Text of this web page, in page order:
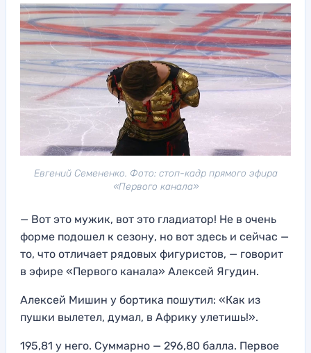
Евгений Семененко. Фото: стоп-кадр прямого эфира
«Первого канала»
— Вот это мужик, вот это гладиатор! Не в очень
форме подошел к сезону, но вот здесь и сейчас —
то, что отличает рядовых фигуристов, — говорит
в эфире «Первого канала» Алексей Ягудин.
Алексей Мишин у бортика пошутил: «Как из
пушки вылетел, думал, в Африку улетишь!».
195,81 у него. Суммарно — 296,80 балла. Первое